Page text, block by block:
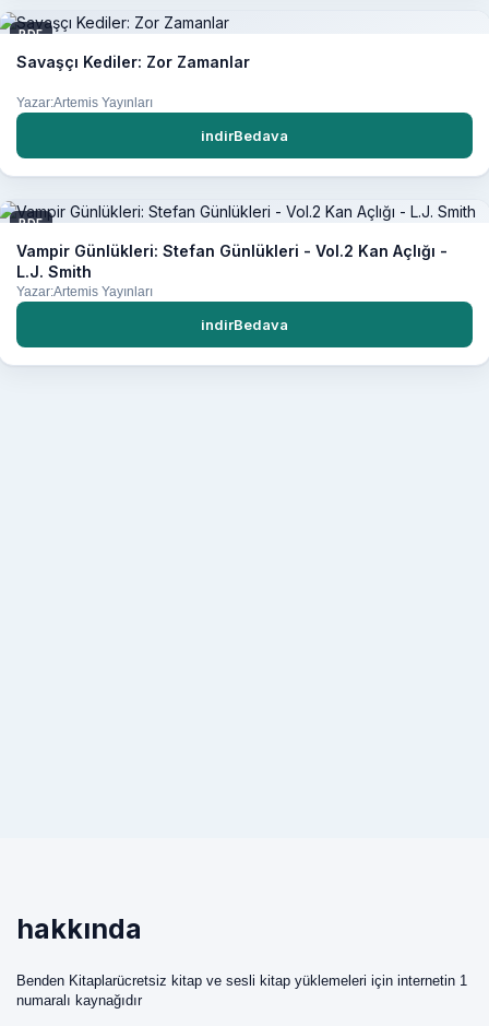
PDF
Savaşçı Kediler: Zor Zamanlar
Yazar:Artemis Yayınları
indirBedava
PDF
Vampir Günlükleri: Stefan Günlükleri - Vol.2 Kan Açlığı -
L.J. Smith
Yazar:Artemis Yayınları
indirBedava
hakkında
Benden Kitaplarücretsiz kitap ve sesli kitap yüklemeleri için internetin 1
numaralı kaynağıdır